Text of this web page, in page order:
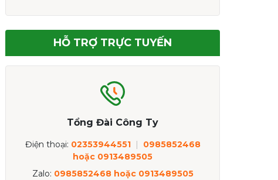
HỖ TRỢ TRỰC TUYẾN
Tổng Đài Công Ty
Điện thoại: 02353944551 |
0985852468
hoặc 0913489505
Zalo: 0985852468 hoặc 0913489505